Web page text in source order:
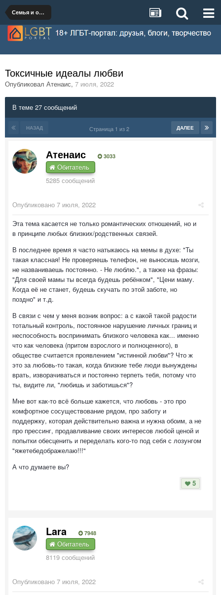
Семья и отношения
Токсичные идеалы любви
Опубликовал Атенаис, 7 июля, 2022
В теме 27 сообщений
НАЗАД ДАЛЕЕ
Страница 1 из 2
Атенаис 3033
Обитатель
5285 сообщений
Опубликовано 7 июля, 2022
Эта тема касается не только романтических отношений, но и
в принципе любых близких/родственных связей.
В последнее время я часто натыкаюсь на мемы в духе: "Ты
такая классная! Не проверяешь телефон, не выносишь мозги,
не названиваешь постоянно. - Не люблю.", а также на фразы:
"Для своей мамы ты всегда будешь ребёнком", "Цени маму.
Когда её не станет, будешь скучать по этой заботе, но
поздно" и т.д.
В связи с чем у меня возник вопрос: а с какой такой радости
тотальный контроль, постоянное нарушение личных границ и
неспособность воспринимать близкого человека как... именно
что как человека (притом взрослого и полноценного), в
обществе считается проявлением "истинной любви"? Что ж
это за любовь-то такая, когда близкие тебе люди вынуждены
врать, изворачиваться и постоянно терпеть тебя, потому что
ты, видите ли, "любишь и заботишься"?
Мне вот как-то всё больше кажется, что любовь - это про
комфортное сосуществование рядом, про заботу и
поддержку, которая действительно важна и нужна обоим, а не
про прессинг, продавливание своих интересов любой ценой и
попытки обесценить и переделать кого-то под себя с лозунгом
"яжетебедображелаю!!!"
А что думаете вы?
5
Lara 7948
Обитатель
8119 сообщений
Опубликовано 7 июля, 2022